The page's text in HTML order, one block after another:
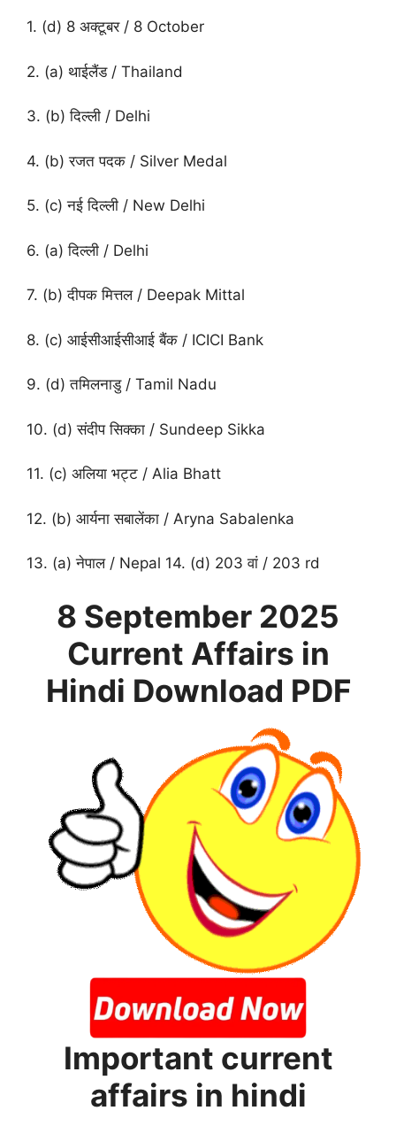
1. (d) 8 अक्टूबर / 8 October
2. (a) थाईलैंड / Thailand
3. (b) दिल्ली / Delhi
4. (b) रजत पदक / Silver Medal
5. (c) नई दिल्ली / New Delhi
6. (a) दिल्ली / Delhi
7. (b) दीपक मित्तल / Deepak Mittal
8. (c) आईसीआईसीआई बैंक / ICICI Bank
9. (d) तमिलनाडु / Tamil Nadu
10. (d) संदीप सिक्का / Sundeep Sikka
11. (c) अलिया भट्ट / Alia Bhatt
12. (b) आर्यना सबालेंका / Aryna Sabalenka
13. (a) नेपाल / Nepal 14. (d) 203 वां / 203 rd
8 September 2025
Current Affairs in
Hindi Download PDF
Important current
affairs in hindi